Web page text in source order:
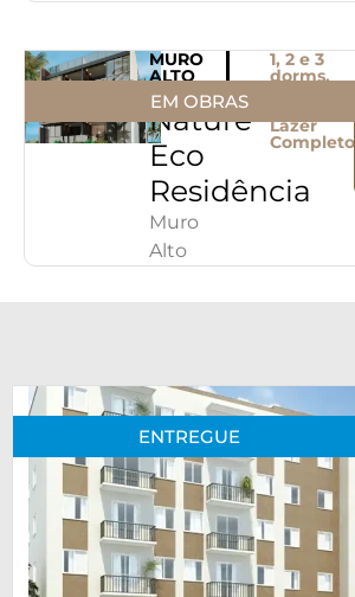
EM OBRAS
MURO
ALTO
PE
Naturê
Eco
Residência
Muro
Alto
1, 2 e 3
dorms.
Lazer
Completo
ENTREGUE